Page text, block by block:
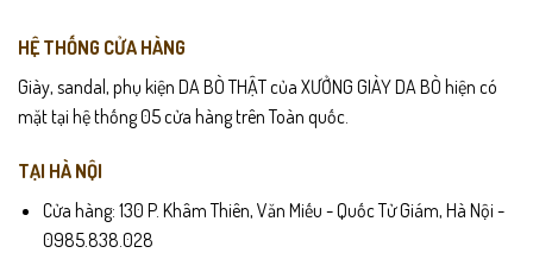
HỆ THỐNG CỬA HÀNG
Giày, sandal, phụ kiện DA BÒ THẬT của XƯỞNG GIÀY DA BÒ hiện có
mặt tại hệ thống 05 cửa hàng trên Toàn quốc.
TẠI HÀ NỘI
Cửa hàng: 130 P. Khâm Thiên, Văn Miếu - Quốc Tử Giám, Hà Nội -
0985.838.028